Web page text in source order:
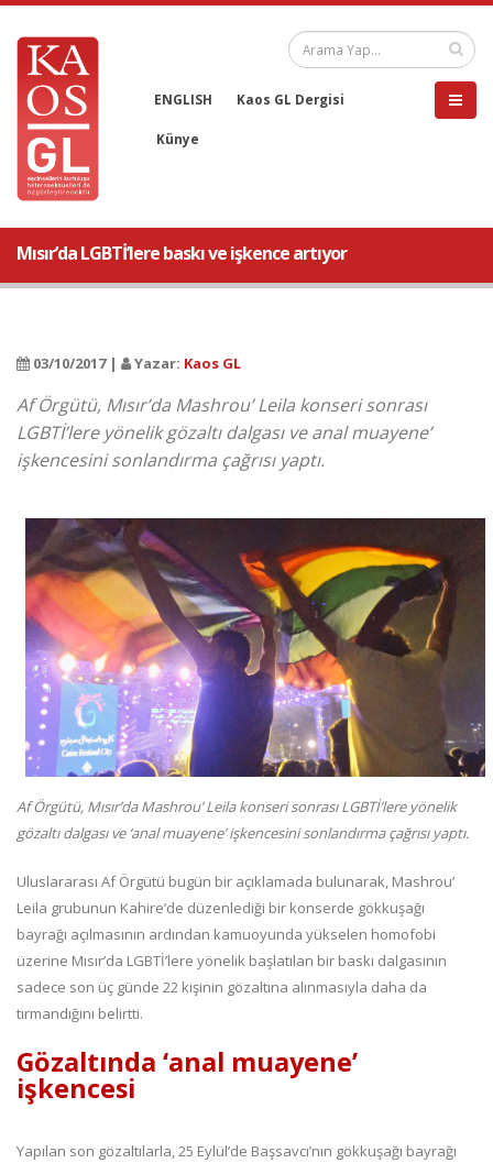
ENGLISH Kaos GL Dergisi
Künye
Mısır’da LGBTİ’lere baskı ve işkence artıyor
03/10/2017 | Yazar: Kaos GL
Af Örgütü, Mısır’da Mashrou’ Leila konseri sonrası
LGBTİ’lere yönelik gözaltı dalgası ve anal muayene’
işkencesini sonlandırma çağrısı yaptı.
Af Örgütü, Mısır’da Mashrou’ Leila konseri sonrası LGBTİ’lere yönelik
gözaltı dalgası ve ‘anal muayene’ işkencesini sonlandırma çağrısı yaptı.
Uluslararası Af Örgütü bugün bir açıklamada bulunarak, Mashrou’
Leila grubunun Kahire’de düzenlediği bir konserde gökkuşağı
bayrağı açılmasının ardından kamuoyunda yükselen homofobi
üzerine Mısır’da LGBTİ’lere yönelik başlatılan bir baskı dalgasının
sadece son üç günde 22 kişinin gözaltına alınmasıyla daha da
tırmandığını belirtti.
Gözaltında ‘anal muayene’
işkencesi
Yapılan son gözaltılarla, 25 Eylül’de Başsavcı’nın gökkuşağı bayrağı